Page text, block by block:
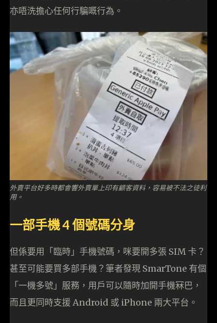
亦唔洗擔心任何行騙嘅行為。
外賣平台好多時都會響外賣單上印有顧客資料，容易被不法之徒利
用。
一部手機 4 個號碼分身
但係要用「臨時」手機號碼，咪要開多張 SIM 卡？
甚至可能要買多部手機？筆者發現 SmarTone 有個
「一機多號」服務，用戶可以隨時加開手機冧巴，
而且更同時支援 Android 或 iPhone 兩大平台。